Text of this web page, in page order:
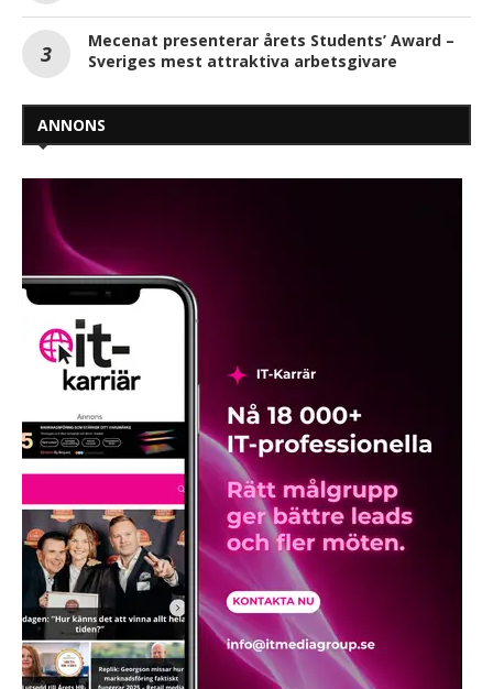
Mecenat presenterar årets Students’ Award –
Sveriges mest attraktiva arbetsgivare
ANNONS